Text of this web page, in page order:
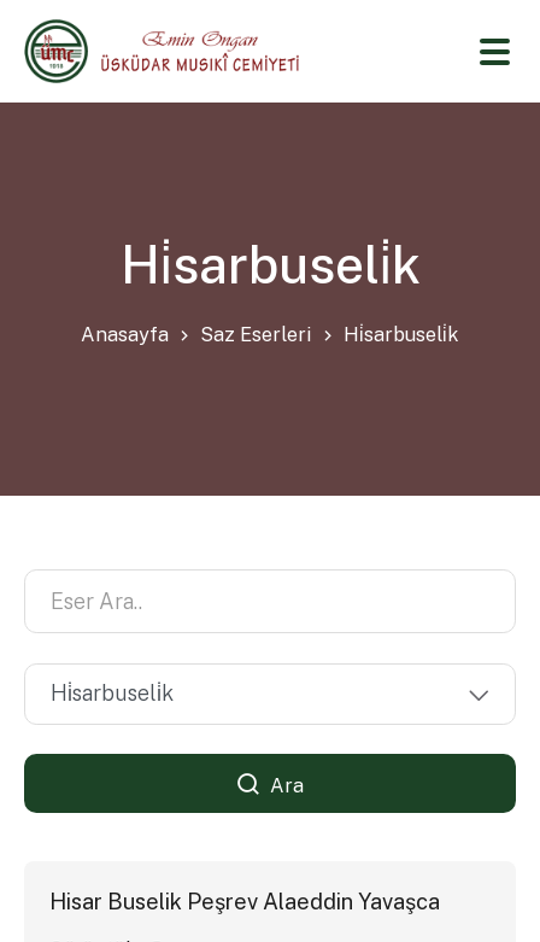
Hi̇sarbuseli̇k
Anasayfa Saz Eserleri Hi̇sarbuseli̇k
Ara
Hisar Buselik Peşrev Alaeddin Yavaşca